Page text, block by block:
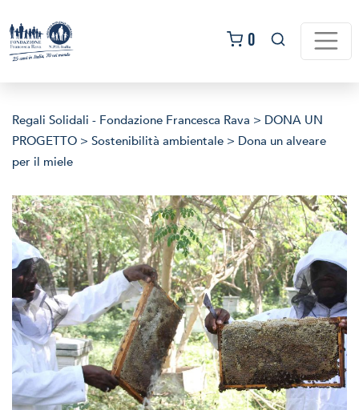
al
contenuto
0
Regali Solidali - Fondazione Francesca Rava > DONA UN
PROGETTO > Sostenibilità ambientale > Dona un alveare
per il miele